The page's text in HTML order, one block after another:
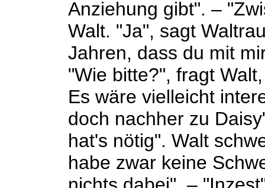
Anziehung gibt". –
Walt. "Ja", sagt
Jahren, dass du mit
"Wie bitte?", fragt
Es wäre vielleicht
doch nachher zu
hat's nötig". Walt
habe zwar keine